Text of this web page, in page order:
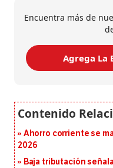
Encuentra más de
Agrega La
Ahorro corriente se
2026
Baja tributación